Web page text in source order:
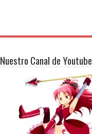
Nuestro Canal de Youtube